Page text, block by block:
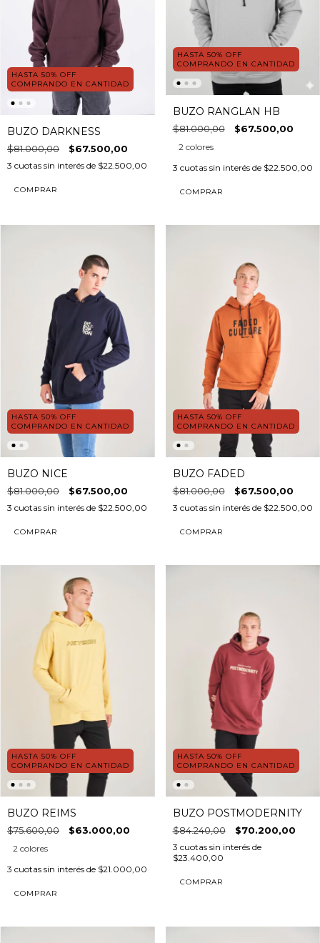
HASTA 50% OFF
COMPRANDO EN CANTIDAD
BUZO DARKNESS
$81.000,00 $67.500,00
3 cuotas sin interés de $22.500,00
COMPRAR
HASTA 50% OFF
COMPRANDO EN CANTIDAD
BUZO RANGLAN HB
$81.000,00 $67.500,00
2 colores
3 cuotas sin interés de $22.500,00
COMPRAR
HASTA 50% OFF
COMPRANDO EN CANTIDAD
BUZO NICE
$81.000,00 $67.500,00
3 cuotas sin interés de $22.500,00
COMPRAR
HASTA 50% OFF
COMPRANDO EN CANTIDAD
BUZO FADED
$81.000,00 $67.500,00
3 cuotas sin interés de $22.500,00
COMPRAR
HASTA 50% OFF
COMPRANDO EN CANTIDAD
BUZO REIMS
$75.600,00 $63.000,00
2 colores
3 cuotas sin interés de $21.000,00
COMPRAR
HASTA 50% OFF
COMPRANDO EN CANTIDAD
BUZO POSTMODERNITY
$84.240,00 $70.200,00
3 cuotas sin interés de
$23.400,00
COMPRAR